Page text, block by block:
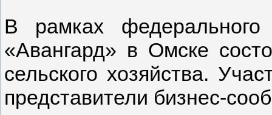
В рамках федерального
«Авангард» в Омске
сельского хозяйства.
представители бизнес-